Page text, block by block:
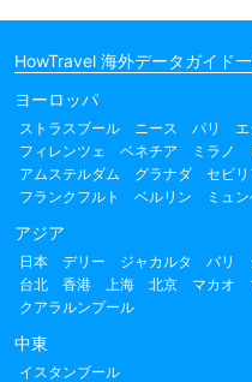
HowTravel 海外データガイド
ヨーロッパ
ストラスブール ニース パリ
フィレンツェ
ベネチア ミラノ
アムステルダム
グラナダ セビリ
フランクフルト
ベルリン ミュ
アジア
日本 デリー ジャカルタ バリ
台北
香港 上海 北京 マカオ
クアラルンプール
中東
イスタンブール